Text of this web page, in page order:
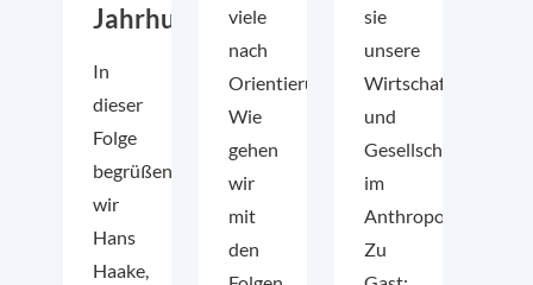
Jahrhundert
In
dieser
Folge
begrüßen
wir
Hans
Haake,
viele
nach
Orientierung:
Wie
gehen
wir
mit
den
sie
unsere
Wirtschaft
und
Gesellschaft
im
Anthropozän?
Zu